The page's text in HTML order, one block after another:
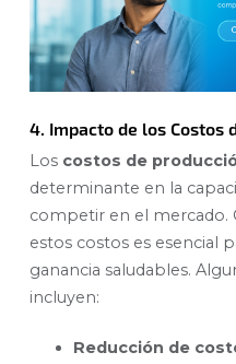
4. Impacto de los Costos
Los costos de
determinante en la
competir en el mercado.
estos costos es esencial
ganancia saludables.
incluyen:
Reducción de